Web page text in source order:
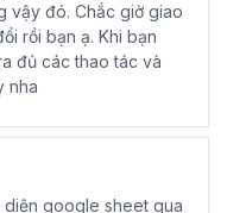
vậy đó. Chắc giờ giao
rồi bạn ạ. Khi bạn
đủ các thao tác và
nha
google sheet qua